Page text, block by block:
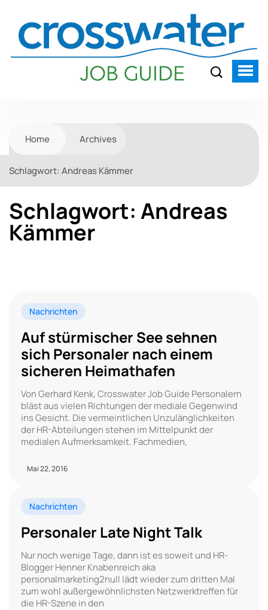
Home Archives
Schlagwort: Andreas Kämmer
Schlagwort: Andreas
Kämmer
Nachrichten
Auf stürmischer See sehnen
sich Personaler nach einem
sicheren Heimathafen
Von Gerhard Kenk, Crosswater Job Guide Personalern
bläst aus vielen Richtungen der mediale Gegenwind
ins Gesicht. Die vermeintlichen Unzulänglichkeiten
der HR-Abteilungen stehen im Mittelpunkt der
medialen Aufmerksamkeit. Fachmedien,
Mai 22, 2016
Nachrichten
Personaler Late Night Talk
Nur noch wenige Tage, dann ist es soweit und HR-
Blogger Henner Knabenreich aka
personalmarketing2null lädt wieder zum dritten Mal
zum wohl außergewöhnlichsten Netzwerktreffen für
die HR-Szene in den